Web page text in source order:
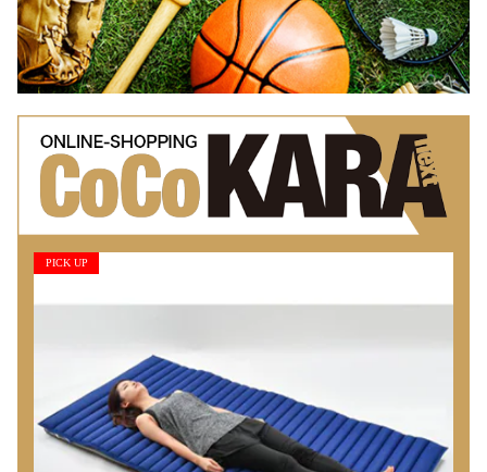
PICK UP